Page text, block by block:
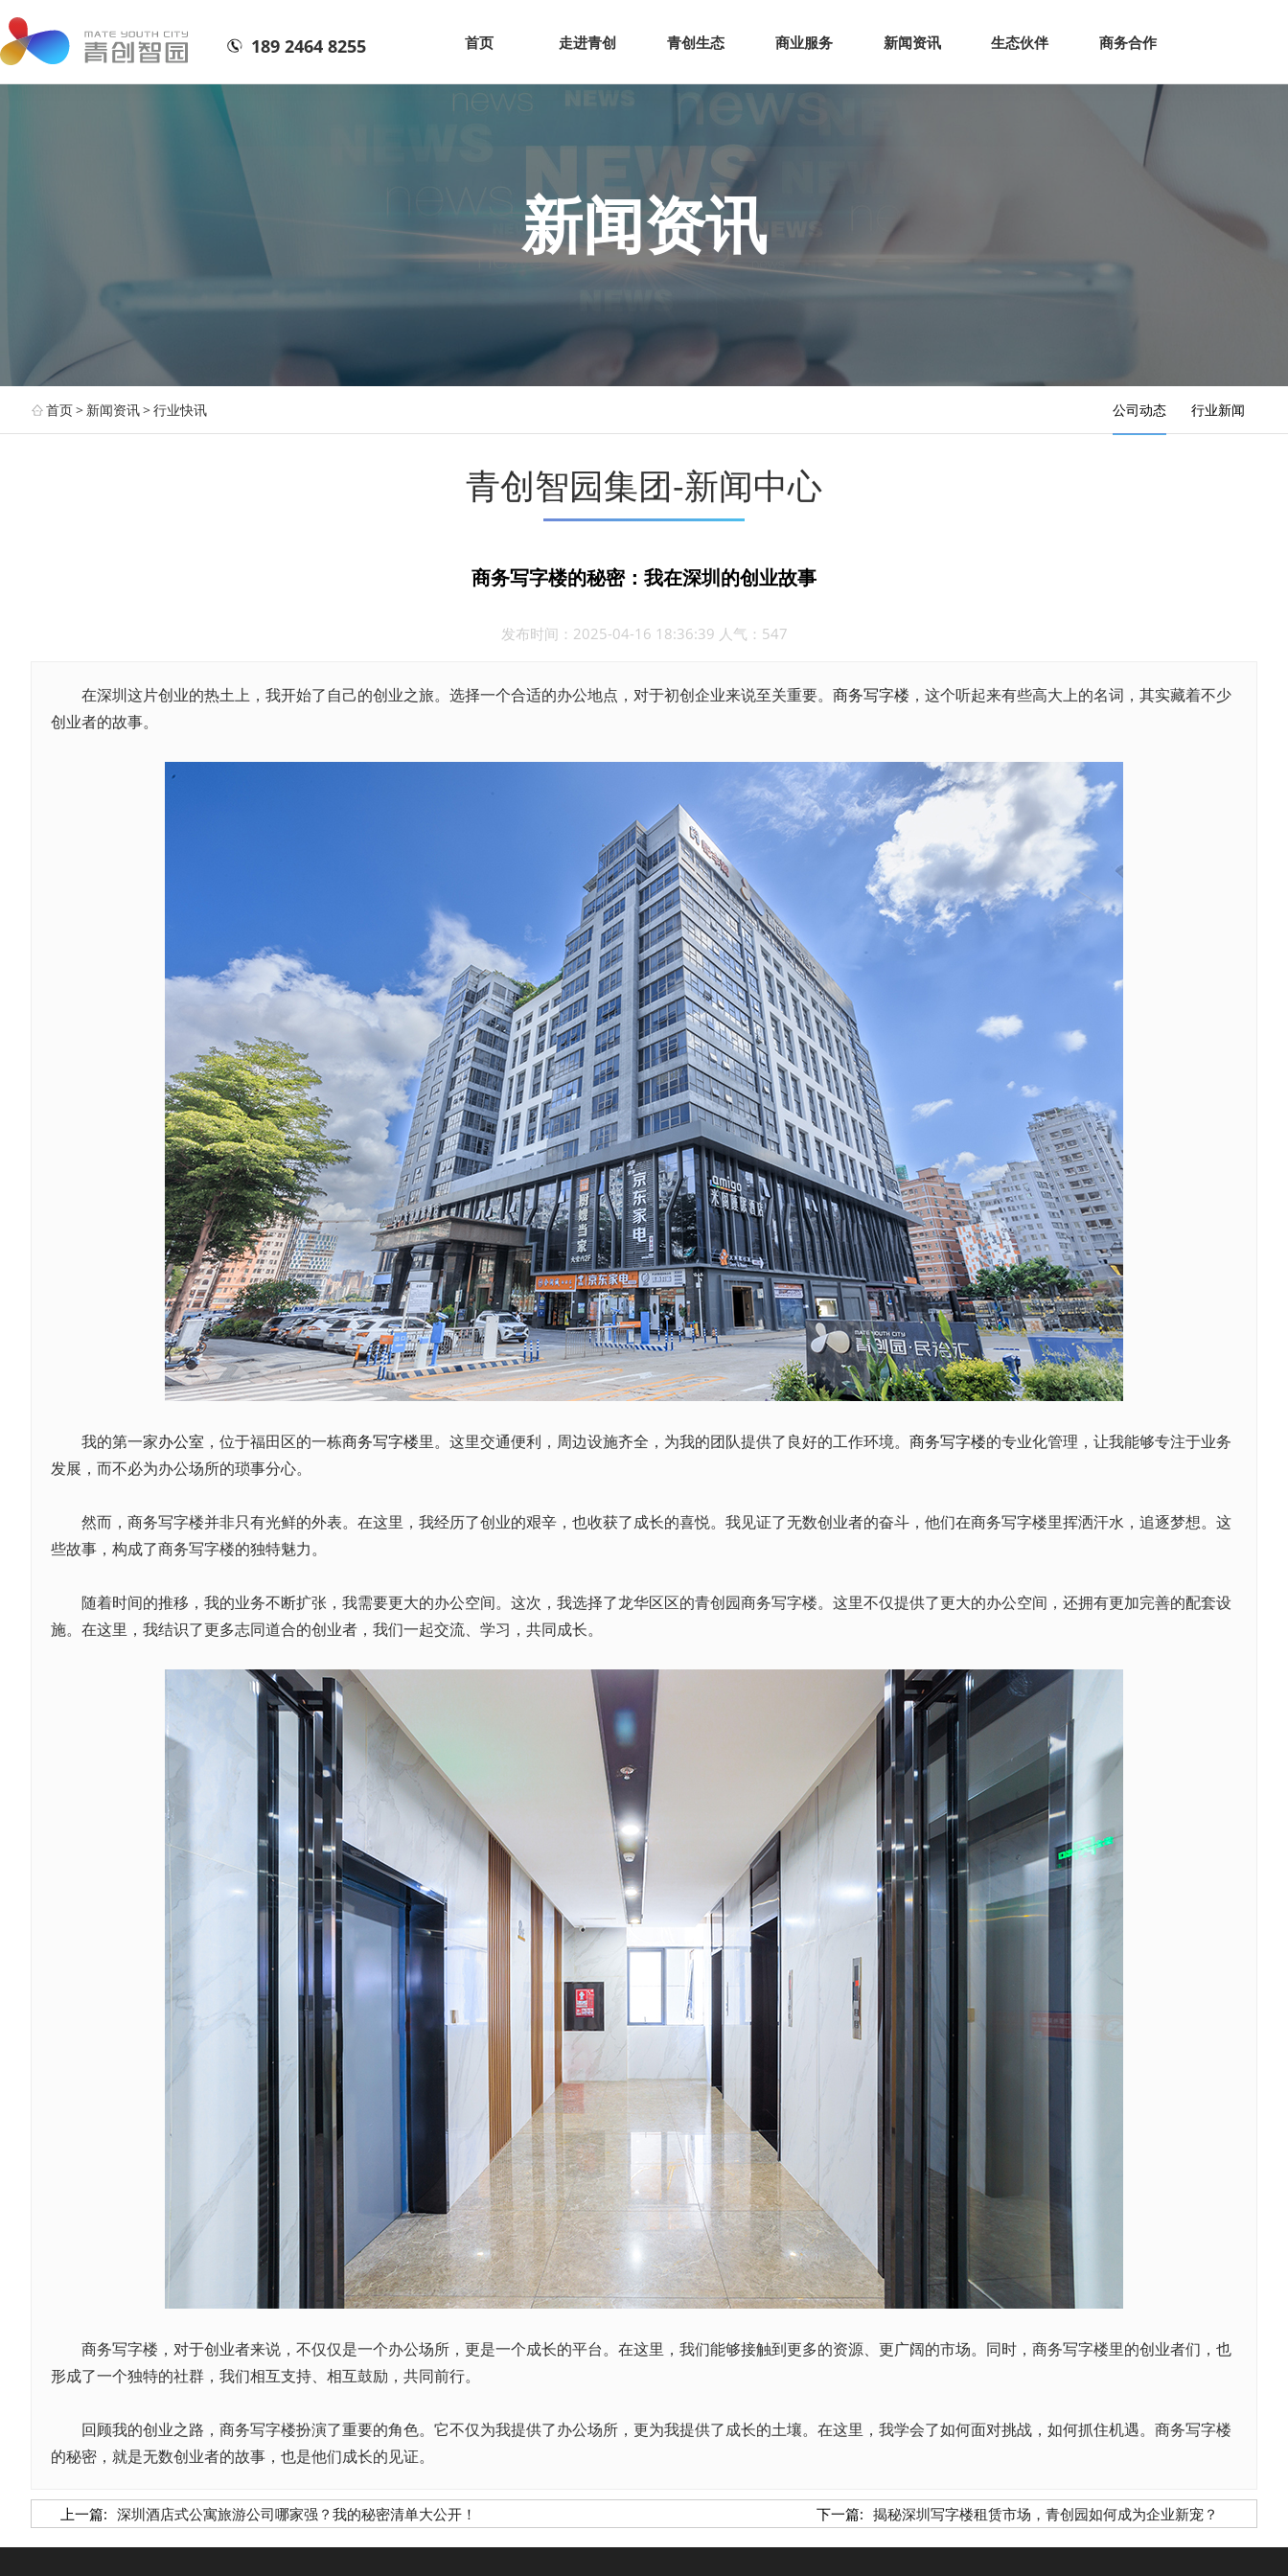
网站首页 走进青创 青创生态 商业服务 新闻资讯 生态伙伴
189 2464 8255 首页 走进青创 青创生态 商业服务 新闻资讯 生态伙伴 商务合作
新闻资讯
首页> 新闻资讯>行业快讯 公司动态 行业新闻
青创智园集团-新闻中心
商务写字楼的秘密：我在深圳的创业故事
发布时间：2025-04-16 18:36:39 人气：547
在深圳这片创业的热土上，我开始了自己的创业之旅。选择一个合适的办公地点，对于初创企业来说至关重要。 商务写字楼 ，这个听起来有些高大上的名词，其实藏着不少
创业者的故事。
我的第一家办公室 ，位于福田区的一栋商务写字楼里。这里交通便利，周边设施齐全，为我的团队提供了良好的工作环境。 商务写字楼的专业化管理，让我能够专注于业务
发展，而不必为办公场所的琐事分心。
然而，商务写字楼并非只有光鲜的外表。在这里，我经历了创业的艰辛，也收获了成长的喜悦。我见证了无数创业者的奋斗，他们在商务写字楼里挥洒汗水，追逐梦想。这
些故事，构成了商务写字楼的独特魅力。
随着时间的推移，我的业务不断扩张，我需要更大的办公空间。这次，我选择了龙华区区的青创园商务写字楼。这里不仅提供了更大的办公空间，还拥有更加完善的配套设
施。在这里，我结识了更多志同道合的创业者，我们一起交流、学习，共同成长。
商务写字楼，对于创业者来说，不仅仅是一个办公场所，更是一个成长的平台。在这里，我们能够接触到更多的资源、更广阔的市场。同时，商务写字楼里的创业者们，也
形成了一个独特的社群，我们相互支持、相互鼓励，共同前行。
回顾我的创业之路，商务写字楼扮演了重要的角色。它不仅为我提供了办公场所，更为我提供了成长的土壤。在这里，我学会了如何面对挑战，如何抓住机遇。商务写字楼
的秘密，就是无数创业者的故事，也是他们成长的见证。
上一篇: 深圳酒店式公寓旅游公司哪家强？我的秘密清单大公开！ 下一篇: 揭秘深圳写字楼租赁市场，青创园如何成为企业新宠？